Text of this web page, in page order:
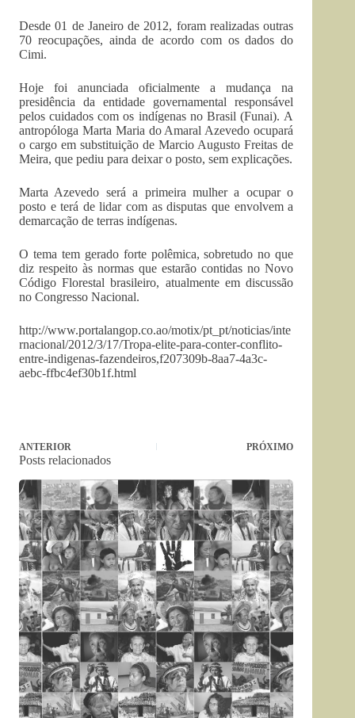
Desde 01 de Janeiro de 2012, foram realizadas outras
70 reocupações, ainda de acordo com os dados do
Cimi.
Hoje foi anunciada oficialmente a mudança na
presidência da entidade governamental responsável
pelos cuidados com os indígenas no Brasil (Funai). A
antropóloga Marta Maria do Amaral Azevedo ocupará
o cargo em substituição de Marcio Augusto Freitas de
Meira, que pediu para deixar o posto, sem explicações.
Marta Azevedo será a primeira mulher a ocupar o
posto e terá de lidar com as disputas que envolvem a
demarcação de terras indígenas.
O tema tem gerado forte polêmica, sobretudo no que
diz respeito às normas que estarão contidas no Novo
Código Florestal brasileiro, atualmente em discussão
no Congresso Nacional.
http://www.portalangop.co.ao/motix/pt_pt/noticias/inte
rnacional/2012/3/17/Tropa-elite-para-conter-conflito-
entre-indigenas-fazendeiros,f207309b-8aa7-4a3c-
aebc-ffbc4ef30b1f.html
ANTERIOR PRÓXIMO
Posts relacionados